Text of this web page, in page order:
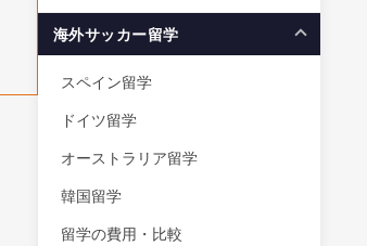
海外サッカー留学
スペイン留学
ドイツ留学
オーストラリア留学
韓国留学
留学の費用・比較